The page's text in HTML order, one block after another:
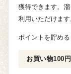
獲得できます。
利用いただけます
ポイントを貯め
お買い物100